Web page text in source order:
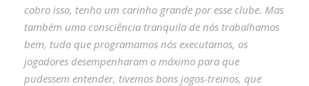
cobro isso, tenho um carinho grande por esse clube. Mas
também uma consciência tranquila de nós trabalhamos
bem, tudo que programamos nós executamos, os
jogadores desempenharam o máximo para que
pudessem entender, tivemos bons jogos-treinos, que